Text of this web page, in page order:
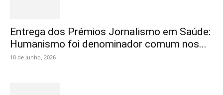
Entrega dos Prémios Jornalismo em Saúde:
Humanismo foi denominador comum nos...
18 de Junho, 2026